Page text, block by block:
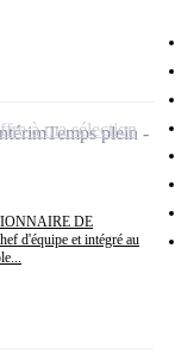
DE
d'équipe et intégré au
Temps plein
à ma sélection